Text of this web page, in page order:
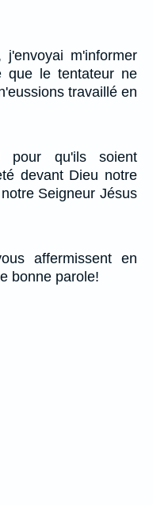
m'informer
que le tentateur ne
travaillé en
pour qu'ils soient
devant Dieu notre
Seigneur Jésus
affermissent en
bonne parole!